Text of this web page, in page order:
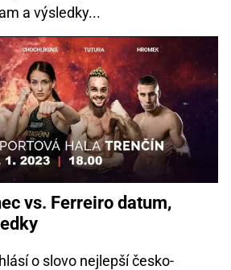
a výsledky...
vs. Ferreiro datum,
o slovo nejlepší česko-